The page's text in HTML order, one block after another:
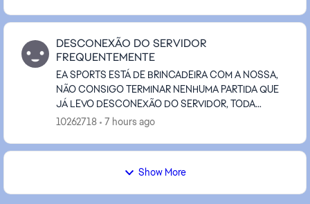
DESCONEXÃO DO SERVIDOR
FREQUENTEMENTE
EA SPORTS ESTÁ DE BRINCADEIRA COM A NOSSA,
NÃO CONSIGO TERMINAR NENHUMA PARTIDA QUE
JÁ LEVO DESCONEXÃO DO SERVIDOR, TODA
PARTIDA! ISSO PRECISA SER ARRUMADO
10262718 7 hours ago
Show More